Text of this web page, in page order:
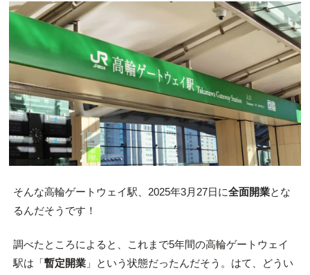
そんな高輪ゲートウェイ駅、2025年3月27日に全面開業とな
るんだそうです！
調べたところによると、これまで5年間の高輪ゲートウェイ
駅は「暫定開業」という状態だったんだそう。はて、どうい